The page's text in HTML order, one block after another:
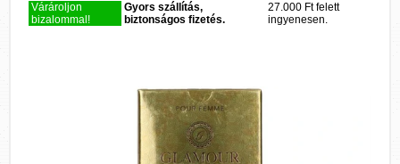
Várároljon
bizalommal!
Gyors szállítás,
biztonságos fizetés.
27.000 Ft felett
ingyenesen.